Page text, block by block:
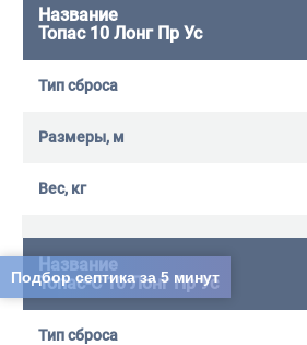
Топас 10 Лонг Пр Ус
Топас-С 10 Лонг Пр Ус
Подбор септика за 5 минут